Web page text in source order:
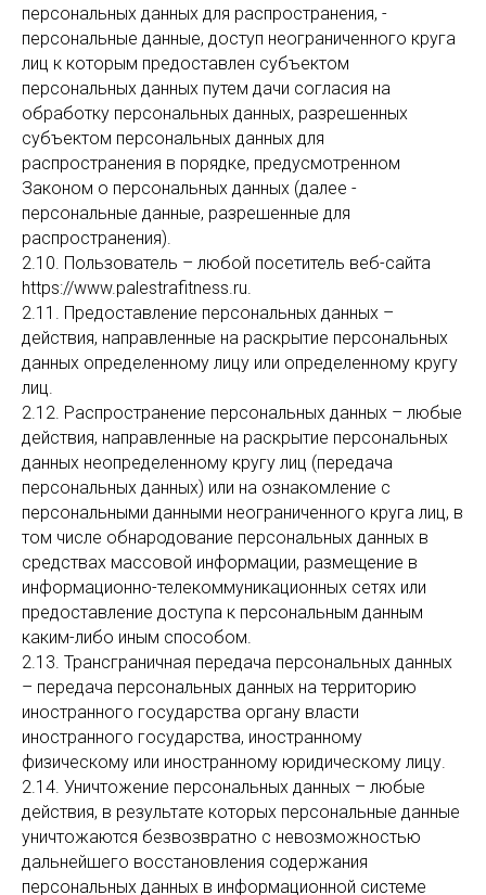
персональных данных для распространения, -
персональные данные, доступ неограниченного круга
лиц к которым предоставлен субъектом
персональных данных путем дачи согласия на
обработку персональных данных, разрешенных
субъектом персональных данных для
распространения в порядке, предусмотренном
Законом о персональных данных (далее -
персональные данные, разрешенные для
распространения).
2.10. Пользователь – любой посетитель веб-сайта
https://www.palestrafitness.ru.
2.11. Предоставление персональных данных –
действия, направленные на раскрытие персональных
данных определенному лицу или определенному кругу
лиц.
2.12. Распространение персональных данных – любые
действия, направленные на раскрытие персональных
данных неопределенному кругу лиц (передача
персональных данных) или на ознакомление с
персональными данными неограниченного круга лиц, в
том числе обнародование персональных данных в
средствах массовой информации, размещение в
информационно-телекоммуникационных сетях или
предоставление доступа к персональным данным
каким-либо иным способом.
2.13. Трансграничная передача персональных данных
– передача персональных данных на территорию
иностранного государства органу власти
иностранного государства, иностранному
физическому или иностранному юридическому лицу.
2.14. Уничтожение персональных данных – любые
действия, в результате которых персональные данные
уничтожаются безвозвратно с невозможностью
дальнейшего восстановления содержания
персональных данных в информационной системе